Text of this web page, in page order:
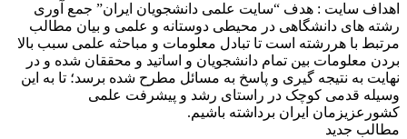
اهداف سایت : هدف “سایت علمی دانشجویان ایران” جمع آوری
رشته های دانشگاهی در محیطی دوستانه و علمی و بیان مطالب
مرتبط با هررشته است تا تبادل معلومات و مباحثه علمی سبب بالا
بردن معلومات بین تمام دانشجویان و اساتید و محققان شده و در
نهایت به نتیجه گیری و پاسخ به مسائل مطرح شده برسد؛ تا به این
وسیله قدمی کوچک در راستای رشد و پیشرفت علمی
کشورعزیزمان ایران برداشته باشیم.
مطالب جدید